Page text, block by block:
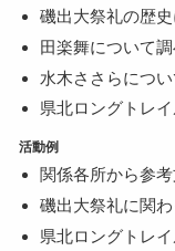
磯出大祭礼の歴史
田楽舞について調
水木ささらについ
県北ロングトレイ
活動例
関係各所から参
磯出大祭礼に関
県北ロングトレ